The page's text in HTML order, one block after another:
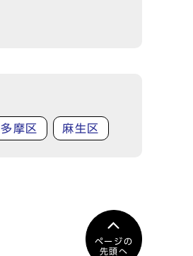
多摩区 麻生区
ページの
先頭へ